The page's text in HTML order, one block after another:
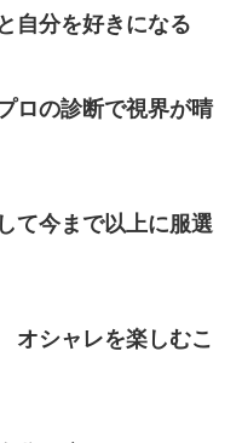
自分を好きになる
ロの診断で視界が晴
て今まで以上に服選
オシャレを楽しむこ